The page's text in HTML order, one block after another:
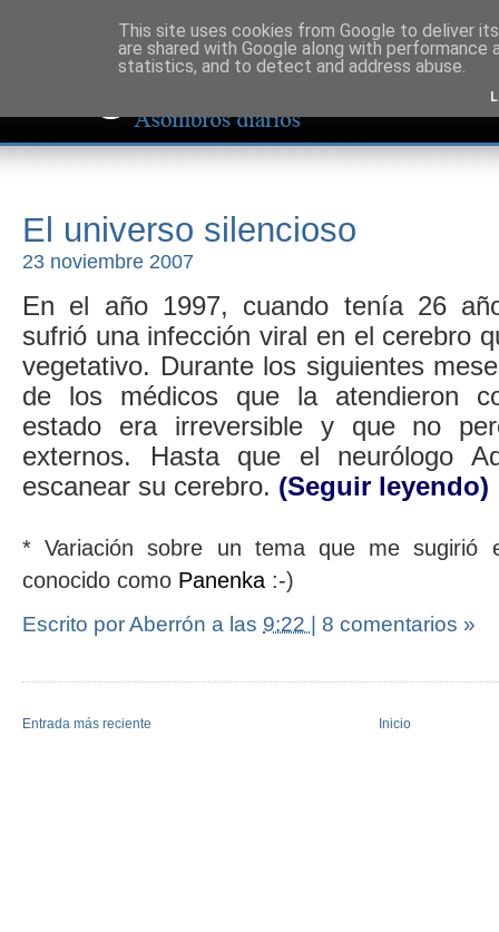
El universo silencioso
23 noviembre 2007
En el año 1997, cuando tenía 26
sufrió una infección viral en el cerebro
vegetativo. Durante los siguientes
de los médicos que la atendieron
estado era irreversible y que no
externos. Hasta que el neurólogo
escanear su cerebro. (Seguir leyendo)
* Variación sobre un tema que me sugirió
conocido como Panenka :-)
Escrito por Aberrón a las 9:22 | 8 comentarios »
Entrada más reciente Inicio
This site uses cookies from Google to deliver
are shared with Google along with
statistics, and to detect and address abuse.